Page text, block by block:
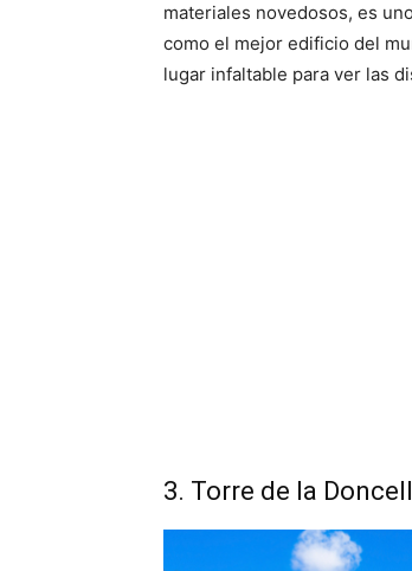
materiales novedosos, es
como el mejor edificio del
lugar infaltable para ver las
3. Torre de la